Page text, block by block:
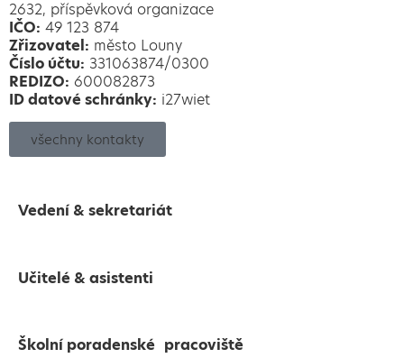
2632, příspěvková organizace
IČO: 49 123 874
Zřizovatel: město Louny
Číslo účtu: 331063874/0300
REDIZO: 600082873
ID datové schránky: i27wiet
všechny kontakty
Vedení & sekretariát
Učitelé & asistenti
Školní poradenské pracoviště